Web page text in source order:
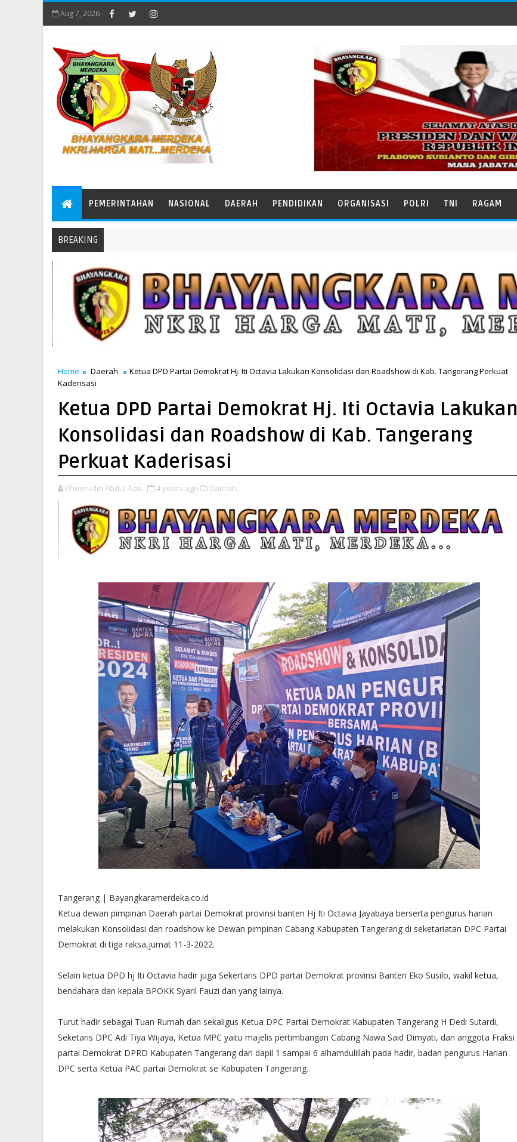
Aug 7, 2026
PEMERINTAHAN NASIONAL DAERAH PENDIDIKAN ORGANISASI POLRI TNI RAGAM
BREAKING
Home Daerah
Ketua DPD Partai Demokrat Hj. Iti Octavia Lakukan Konsolidasi dan Roadshow di Kab. Tangerang Perkuat
Kaderisasi
Ketua DPD Partai Demokrat Hj. Iti Octavia Lakukan
Konsolidasi dan Roadshow di Kab. Tangerang
Perkuat Kaderisasi
Khoerudin Abdul Azis 4 years ago Daerah,
Tangerang | Bayangkaramerdeka.co.id
Ketua dewan pimpinan Daerah partai Demokrat provinsi banten Hj Iti Octavia Jayabaya berserta pengurus harian
melakukan Konsolidasi dan roadshow ke Dewan pimpinan Cabang Kabupaten Tangerang di seketariatan DPC Partai
Demokrat di tiga raksa,jumat 11-3-2022.
Selain ketua DPD hj Iti Octavia hadir juga Sekertaris DPD partai Demokrat provinsi Banten Eko Susilo, wakil ketua,
bendahara dan kepala BPOKK Syaril Fauzi dan yang lainya.
Turut hadir sebagai Tuan Rumah dan sekaligus Ketua DPC Partai Demokrat Kabupaten Tangerang H Dedi Sutardi,
Seketaris DPC Adi Tiya Wijaya, Ketua MPC yaitu majelis pertimbangan Cabang Nawa Said Dimyati, dan anggota Fraksi
partai Demokrat DPRD Kabupaten Tangerang dari dapil 1 sampai 6 alhamdulillah pada hadir, badan pengurus Harian
DPC serta Ketua PAC partai Demokrat se Kabupaten Tangerang.